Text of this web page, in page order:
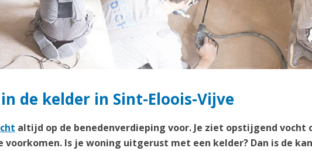
de kelder in Sint-Eloois-Vijve
altijd op de benedenverdieping voor. Je ziet opstijgend vocht
Is je woning uitgerust met een kelder? Dan is de